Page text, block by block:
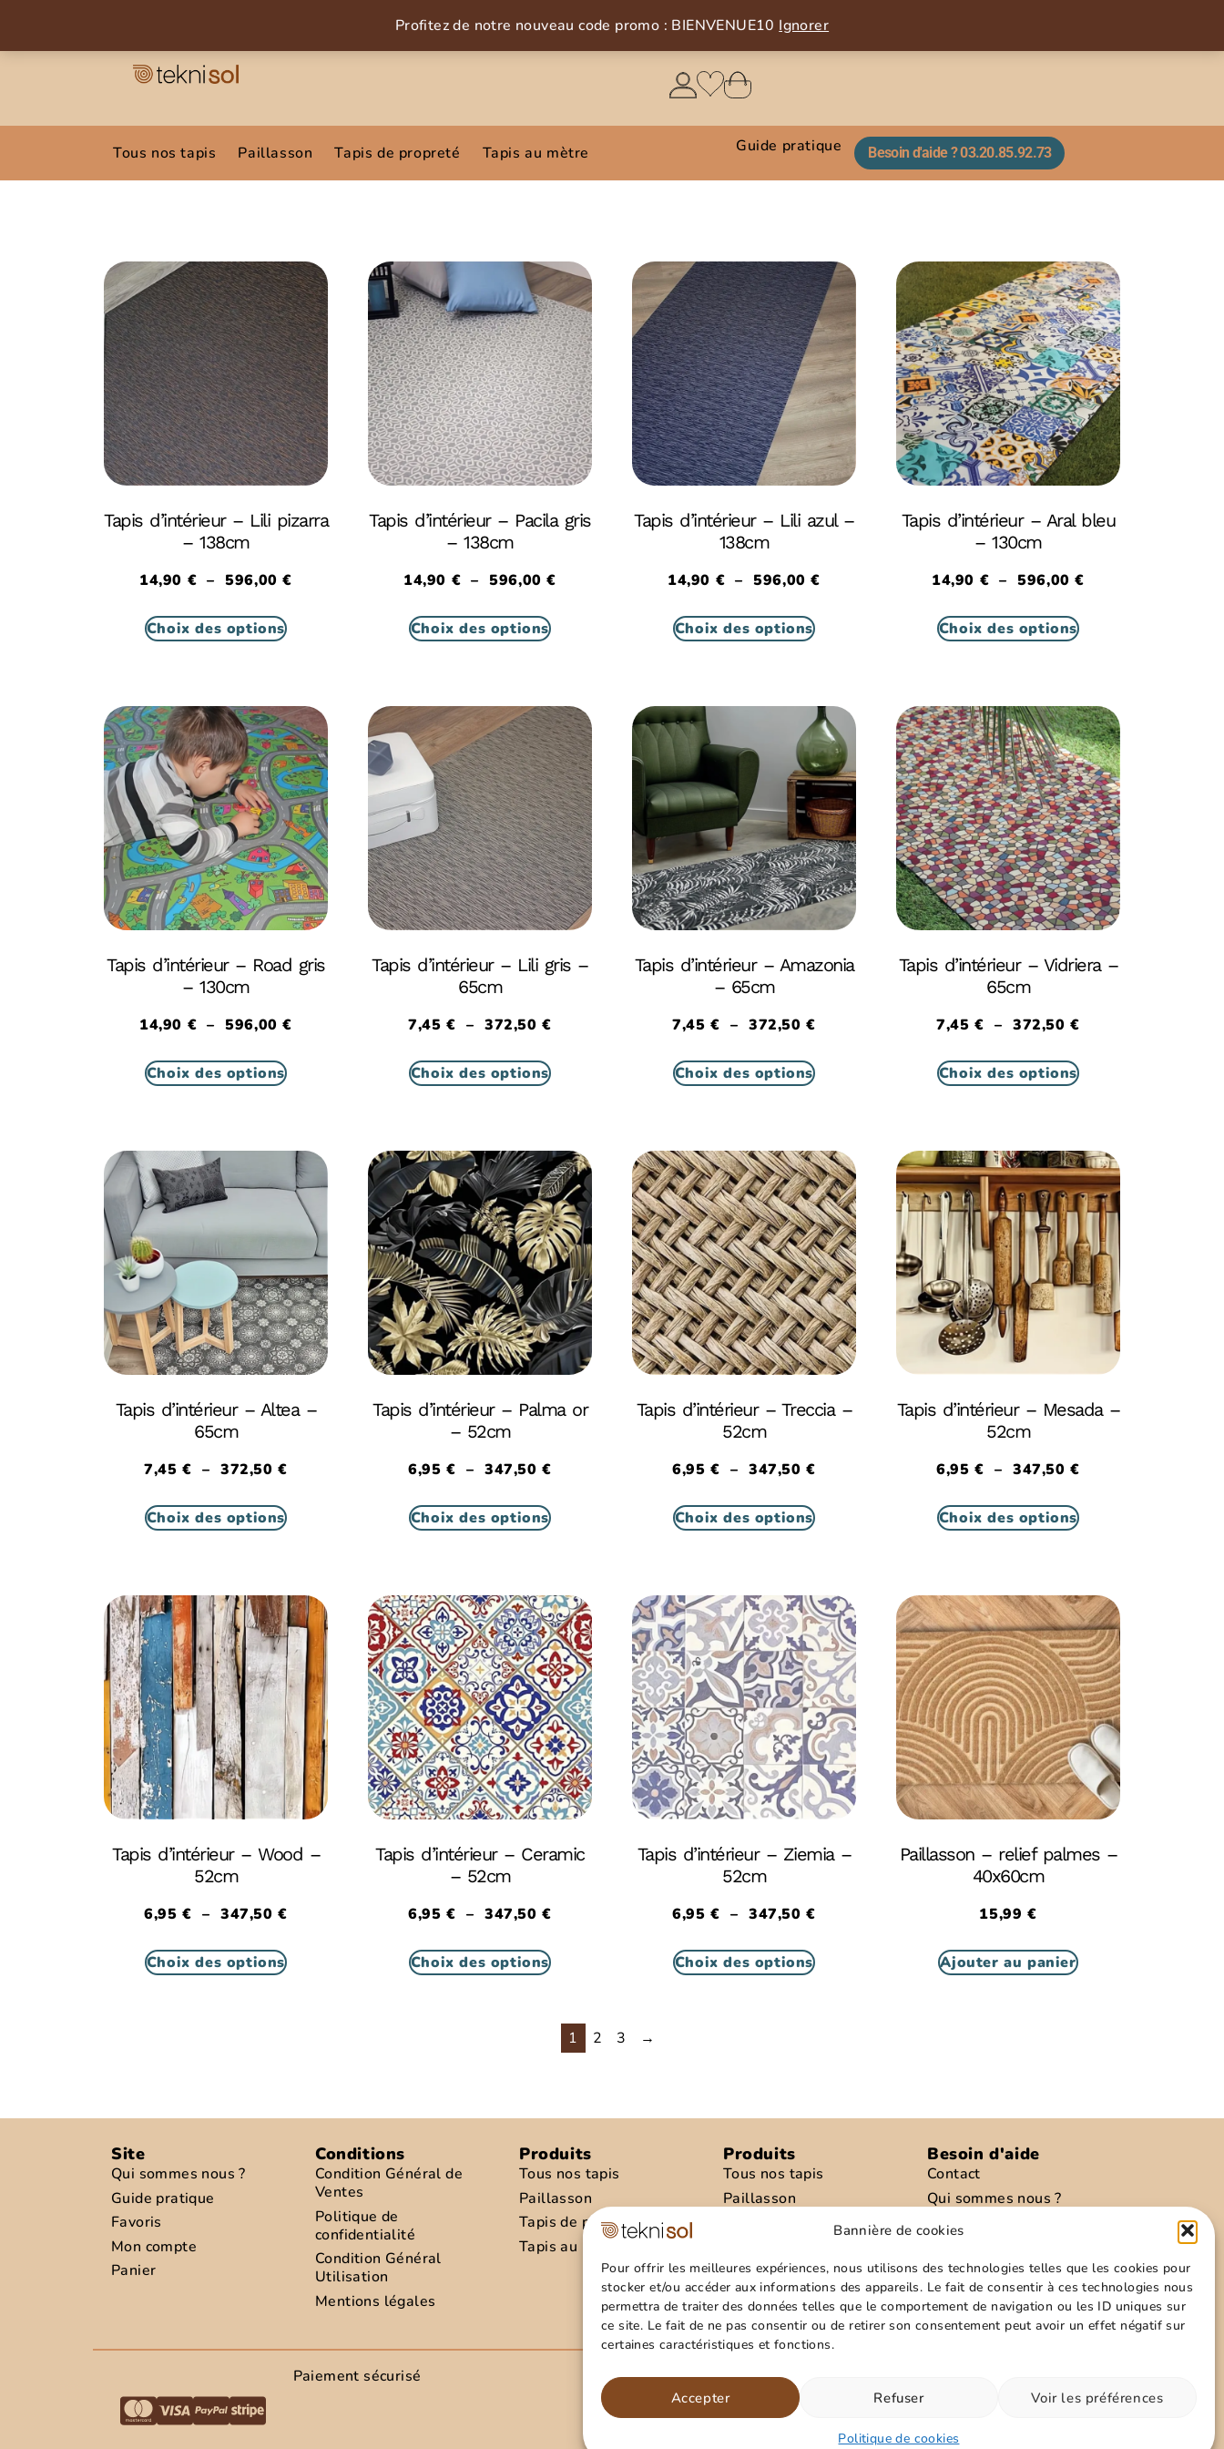
Bannière de cookies
Pour offrir les meilleures expériences, nous utilisons des technologies telles que les cookies pour
stocker et/ou accéder aux informations des appareils. Le fait de consentir à ces technologies nous
permettra de traiter des données telles que le comportement de navigation ou les ID uniques sur
ce site. Le fait de ne pas consentir ou de retirer son consentement peut avoir un effet négatif sur
certaines caractéristiques et fonctions.
Accepter Refuser Voir les préférences
Politique de cookies
Profitez de notre nouveau code promo : BIENVENUE10 Ignorer
Tous nos tapis Paillasson Tapis de propreté Tapis au mètre Guide pratique Besoin d'aide ? 03.20.85.92.73​
Tapis d’intérieur – Lili pizarra
– 138cm
14,90 € – 596,00€
Choix des options
Tapis d’intérieur – Pacila gris
– 138cm
14,90 € – 596,00€
Choix des options
Tapis d’intérieur – Lili azul –
138cm
14,90 € – 596,00€
Choix des options
Tapis d’intérieur – Aral bleu
– 130cm
14,90 € – 596,00€
Choix des options
Tapis d’intérieur – Road gris
– 130cm
14,90 € – 596,00€
Choix des options
Tapis d’intérieur – Lili gris –
65cm
7,45€ – 372,50€
Choix des options
Tapis d’intérieur – Amazonia
– 65cm
7,45€ – 372,50€
Choix des options
Tapis d’intérieur – Vidriera –
65cm
7,45€ – 372,50€
Choix des options
Tapis d’intérieur – Altea –
65cm
7,45€ – 372,50€
Choix des options
Tapis d’intérieur – Palma or
– 52cm
6,95€ – 347,50€
Choix des options
Tapis d’intérieur – Treccia –
52cm
6,95€ – 347,50€
Choix des options
Tapis d’intérieur – Mesada –
52cm
6,95€ – 347,50€
Choix des options
Tapis d’intérieur – Wood –
52cm
6,95€ – 347,50€
Choix des options
Tapis d’intérieur – Ceramic
– 52cm
6,95€ – 347,50€
Choix des options
Tapis d’intérieur – Ziemia –
52cm
6,95€ – 347,50€
Choix des options
Paillasson – relief palmes –
40x60cm
15,99 €
Ajouter au panier
1 2 3 →
Besoin d'aide
Contact
Qui sommes nous ?
Conditions d’envoies
Informations personnelles
Politique de cookies
Conditions générales
Produits
Tous nos tapis
Paillasson
Tapis de propreté
Produits
Tous nos tapis
Paillasson
Tapis de propreté
Tapis au mètre
Conditions
Condition Général de
Ventes
Politique de
confidentialité
Condition Général
Utilisation
Mentions légales
Site
Qui sommes nous ?
Guide pratique
Favoris
Mon compte
Panier
Paiement sécurisé Rejoignez nous sur les réseaux !